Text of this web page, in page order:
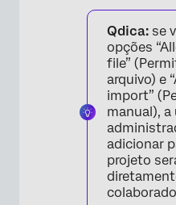
Qdica: se
opções
file”
arquivo) e
import”
manual), a
adicionar
projeto